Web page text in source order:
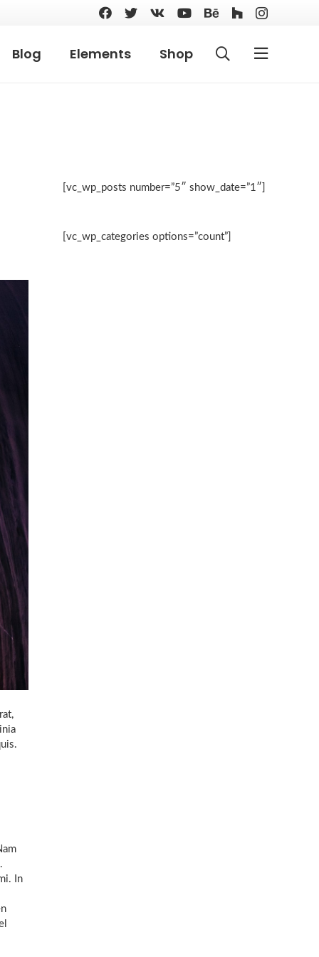
Blog Elements Shop
In
[vc_wp_posts number=”5″ show_date=”1″]
[vc_wp_categories options=”count”]